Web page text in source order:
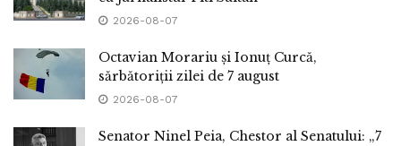
2026-08-07
Octavian Morariu și Ionuț Curcă,
sărbătoriții zilei de 7 august
2026-08-07
Senator Ninel Peia, Chestor al Senatului: „7